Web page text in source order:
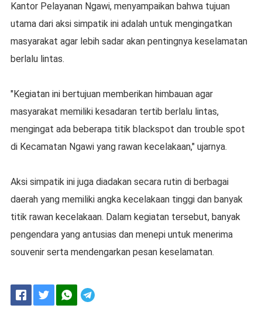
Kantor Pelayanan Ngawi, menyampaikan bahwa tujuan
utama dari aksi simpatik ini adalah untuk mengingatkan
masyarakat agar lebih sadar akan pentingnya keselamatan
berlalu lintas.
"Kegiatan ini bertujuan memberikan himbauan agar
masyarakat memiliki kesadaran tertib berlalu lintas,
mengingat ada beberapa titik blackspot dan trouble spot
di Kecamatan Ngawi yang rawan kecelakaan," ujarnya.
Aksi simpatik ini juga diadakan secara rutin di berbagai
daerah yang memiliki angka kecelakaan tinggi dan banyak
titik rawan kecelakaan. Dalam kegiatan tersebut, banyak
pengendara yang antusias dan menepi untuk menerima
souvenir serta mendengarkan pesan keselamatan.